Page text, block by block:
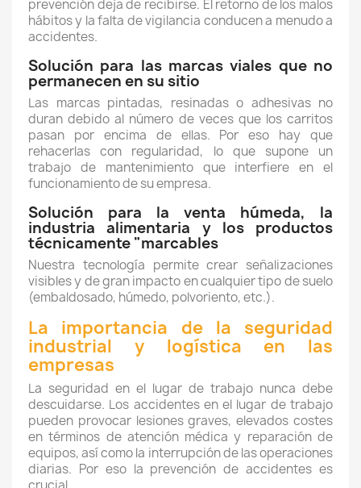
prevención deja de recibirse. El retorno de los malos
hábitos y la falta de vigilancia conducen a menudo a
accidentes.
Solución para las marcas viales que no
permanecen en su sitio
Las marcas pintadas, resinadas o adhesivas no
duran debido al número de veces que los carritos
pasan por encima de ellas. Por eso hay que
rehacerlas con regularidad, lo que supone un
trabajo de mantenimiento que interfiere en el
funcionamiento de su empresa.
Solución para la venta húmeda, la
industria alimentaria y los productos
técnicamente "marcables
Nuestra tecnología permite crear señalizaciones
visibles y de gran impacto en cualquier tipo de suelo
(embaldosado, húmedo, polvoriento, etc.).
La importancia de la seguridad
industrial y logística en las
empresas
La seguridad en el lugar de trabajo nunca debe
descuidarse. Los accidentes en el lugar de trabajo
pueden provocar lesiones graves, elevados costes
en términos de atención médica y reparación de
equipos, así como la interrupción de las operaciones
diarias. Por eso la prevención de accidentes es